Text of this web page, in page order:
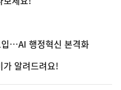
입…AI 행정혁신 본격화
가 알려드려요!